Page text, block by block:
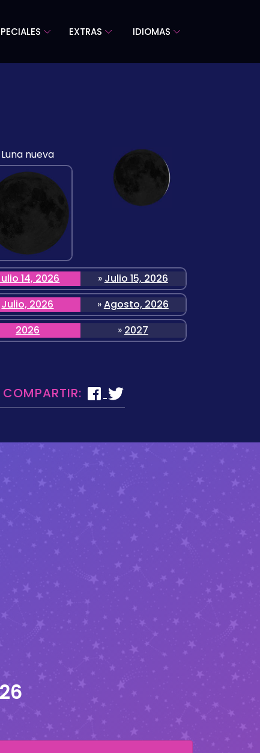
EXTRAS IDIOMAS
Luna nueva
14, 2026 » Julio 15, 2026
Julio, 2026 »Agosto, 2026
2026 » 2027
COMPARTIR: